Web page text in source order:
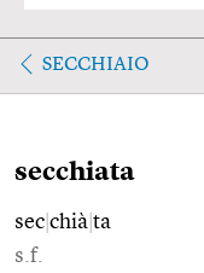
SECCHIAIO
secchiata
sec chià ta
s.f.